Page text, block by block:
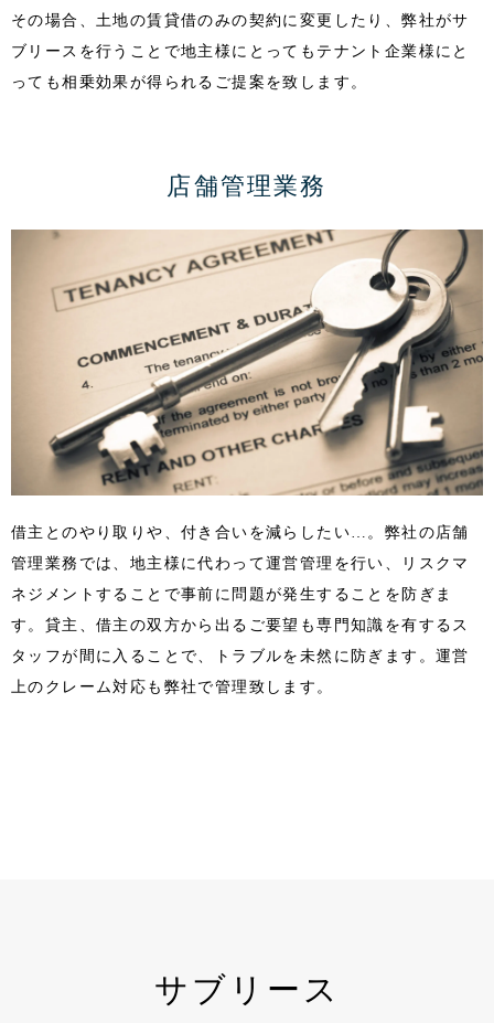
その場合、土地の賃貸借のみの契約に変更したり、弊社がサ
ブリースを行うことで地主様にとってもテナント企業様にと
っても相乗効果が得られるご提案を致します。
店舗管理業務
借主とのやり取りや、付き合いを減らしたい…。弊社の店舗
管理業務では、地主様に代わって運営管理を行い、リスクマ
ネジメントすることで事前に問題が発生することを防ぎま
す。貸主、借主の双方から出るご要望も専門知識を有するス
タッフが間に入ることで、トラブルを未然に防ぎます。運営
上のクレーム対応も弊社で管理致します。
サブリース